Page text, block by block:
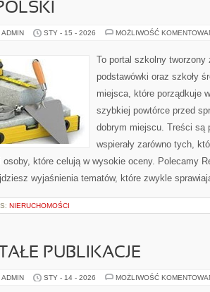
STY - 15 - 2026 MOŻLIWOŚĆ
To portal szkolny tworzony
podstawówki oraz szkoły
miejsca, które porządkuje
szybkiej powtórce przed
dobrym miejscu. Treści są
wspierały zarówno tych,
osoby, które celują w wysokie oceny. Polecamy
wyjaśnienia tematów, które zwykle
NIERUCHOMOŚCI
PUBLIKACJE
STY - 14 - 2026 MOŻLIWOŚĆ